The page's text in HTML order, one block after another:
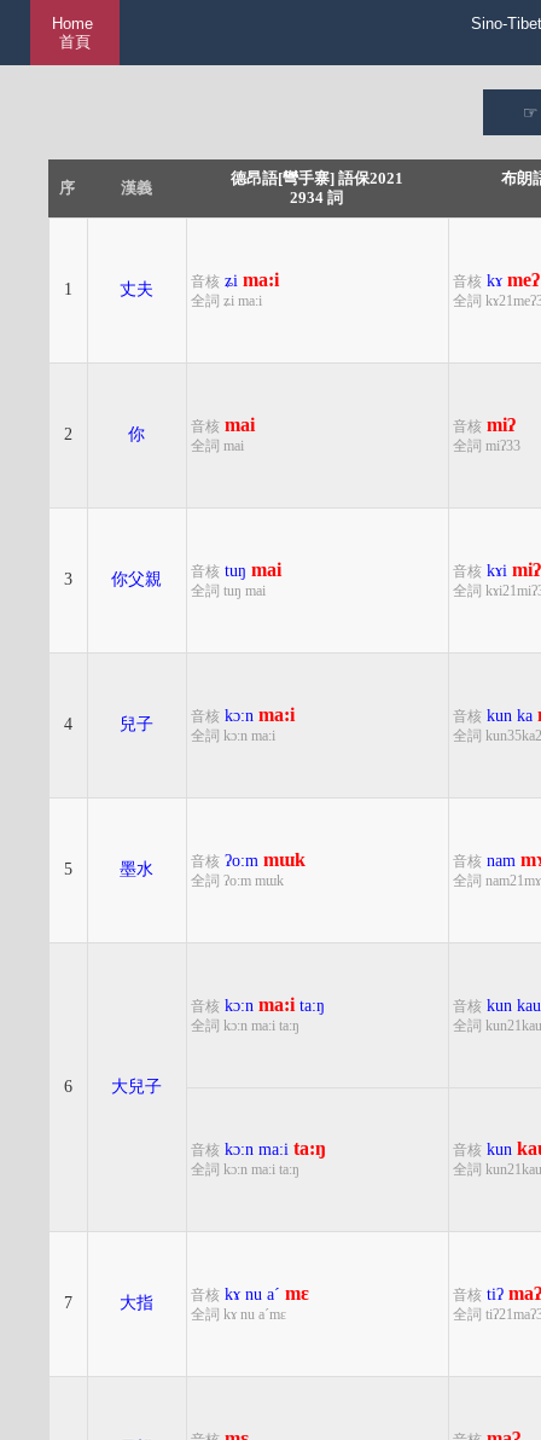
Home
首頁
Sino-
序 漢義
德昂語[彎手寨] 語保2021
2934 詞
布朗
1 丈夫 音核 ʑi ma:i
全詞 ʑi ma:i
音核 kɤ meʔ
全詞
2 你 音核 mai
全詞 mai
音核 miʔ
全詞 miʔ33
3 你父親 音核 tuŋ mai
全詞 tuŋ mai
音核 kɤi miʔ
全詞
4 兒子 音核 kɔ:n ma:i
全詞 kɔ:n ma:i
音核 kun ka
全詞
5 墨水 音核 ʔo:m mɯk
全詞 ʔo:m mɯk
音核 nam
全詞
6 大兒子
音核 kɔ:n ma:i ta:ŋ
全詞 kɔ:n ma:i ta:ŋ
音核 kun kau
全詞
音核 kɔ:n ma:i ta:ŋ
全詞 kɔ:n ma:i ta:ŋ
音核 kun
全詞
7 大指 音核 kɤ nu aˊ mɛ
全詞 kɤ nu aˊmɛ
音核 tiʔ maʔ
全詞